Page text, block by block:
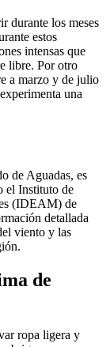
durante los meses
estos
intensas que
libre. Por otro
a marzo y de julio
una
de Aguadas, es
el Instituto de
(IDEAM) de
detallada
viento y las
de
ropa ligera y